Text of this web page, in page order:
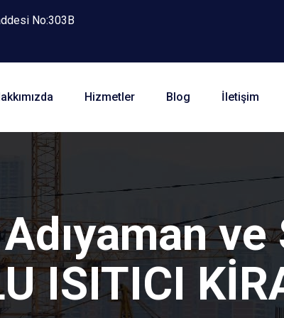
No:303B
Hizmetler Blog İletişim
ve
ISITICI